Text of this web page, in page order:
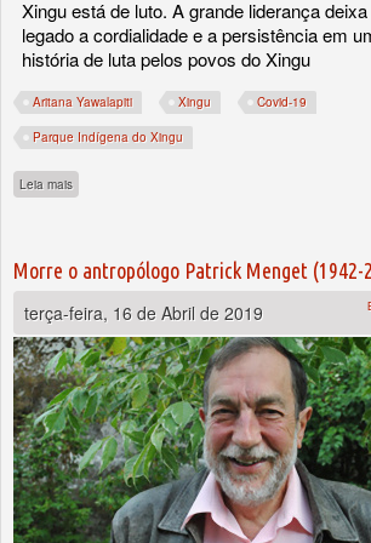
Xingu está de luto. A grande liderança
legado a cordialidade e a persistência em
história de luta pelos povos do Xingu
Aritana Yawalapiti Xingu Covid-19
Parque Indígena do Xingu
Leia mais
Morre o antropólogo Patrick Menget (1942-
terça-feira, 16 de Abril de 2019